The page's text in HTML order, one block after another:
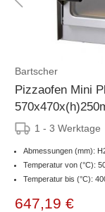
Bartscher
Pizzaofen Mini
1 - 3 Werktage
Abmessungen (mm):
Temperatur von (°C):
Temperatur bis (°C):
647,19 €